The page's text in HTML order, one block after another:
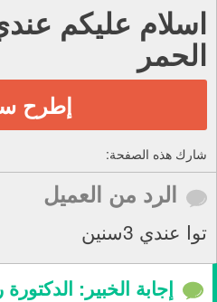
اسلام عليكم
الحمر
إطرح
شارك هذه الصفحة:
الرد من العميل
توا عندي 3سنين
إجابة الخبير: